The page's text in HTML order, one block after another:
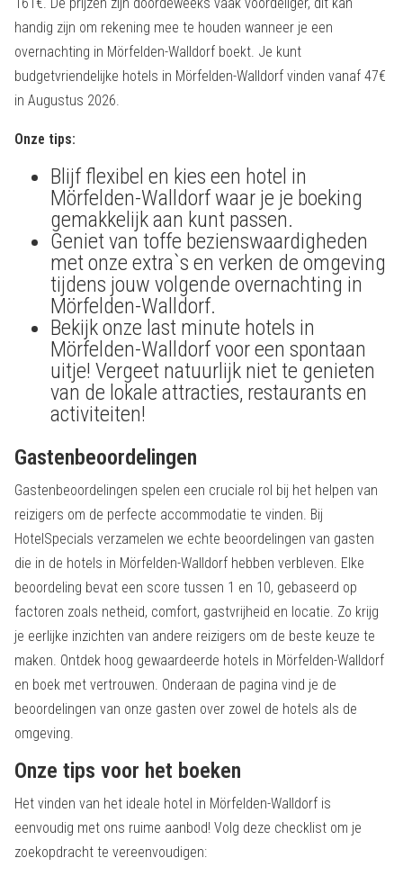
handig zijn om rekening mee te houden wanneer je een
overnachting in Mörfelden-Walldorf boekt. Je kunt
budgetvriendelijke hotels in Mörfelden-Walldorf vinden vanaf 47€
in Augustus 2026.
Onze tips:
Blijf flexibel en kies een hotel in
Mörfelden-Walldorf waar je je boeking
gemakkelijk aan kunt passen.
Geniet van toffe bezienswaardigheden
met onze extra`s en verken de omgeving
tijdens jouw volgende overnachting in
Mörfelden-Walldorf.
Bekijk onze last minute hotels in
Mörfelden-Walldorf voor een spontaan
uitje! Vergeet natuurlijk niet te genieten
van de lokale attracties, restaurants en
activiteiten!
Gastenbeoordelingen
Gastenbeoordelingen spelen een cruciale rol bij het helpen van
reizigers om de perfecte accommodatie te vinden. Bij
HotelSpecials verzamelen we echte beoordelingen van gasten
die in de hotels in Mörfelden-Walldorf hebben verbleven. Elke
beoordeling bevat een score tussen 1 en 10, gebaseerd op
factoren zoals netheid, comfort, gastvrijheid en locatie. Zo krijg
je eerlijke inzichten van andere reizigers om de beste keuze te
maken. Ontdek hoog gewaardeerde hotels in Mörfelden-Walldorf
en boek met vertrouwen. Onderaan de pagina vind je de
beoordelingen van onze gasten over zowel de hotels als de
omgeving.
Onze tips voor het boeken
Het vinden van het ideale hotel in Mörfelden-Walldorf is
eenvoudig met ons ruime aanbod! Volg deze checklist om je
zoekopdracht te vereenvoudigen: